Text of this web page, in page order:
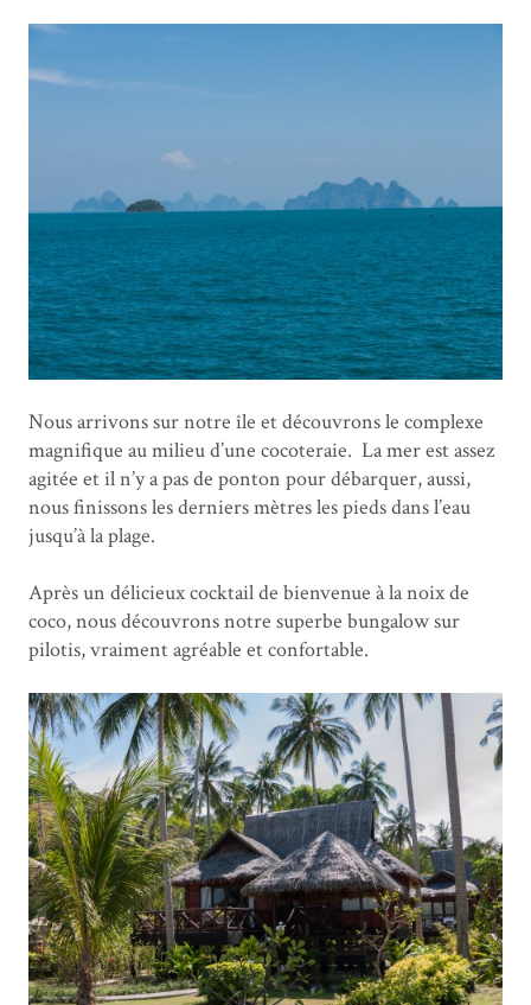
Nous arrivons sur notre île et découvrons le complexe
magnifique au milieu d’une cocoteraie. La mer est assez
agitée et il n’y a pas de ponton pour débarquer, aussi,
nous finissons les derniers mètres les pieds dans l’eau
jusqu’à la plage.
Après un délicieux cocktail de bienvenue à la noix de
coco, nous découvrons notre superbe bungalow sur
pilotis, vraiment agréable et confortable.